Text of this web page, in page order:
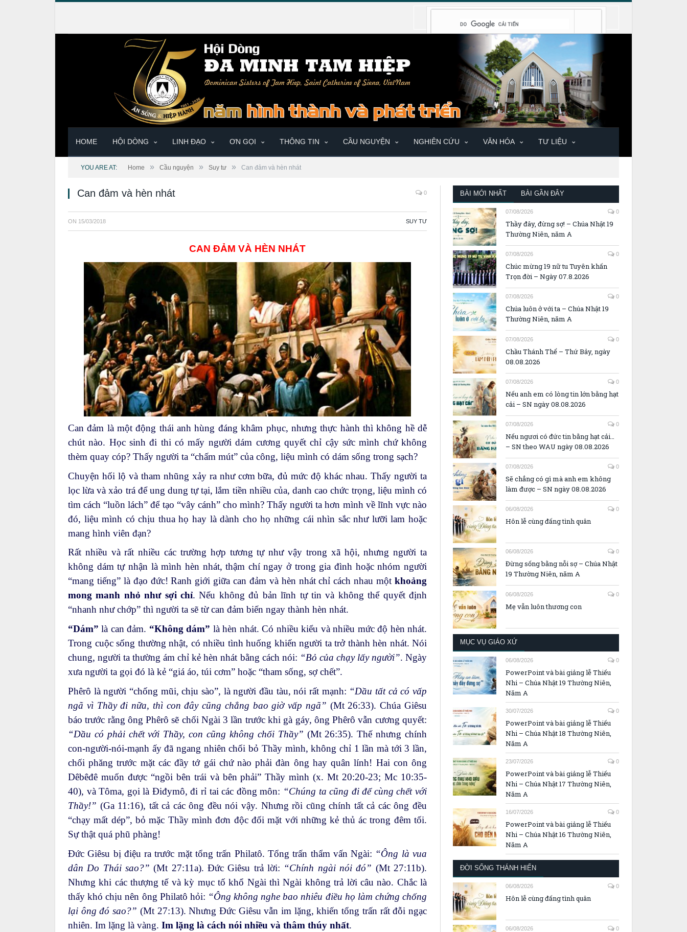
HOME HỘI DÒNG LINH ĐẠO ƠN GỌI THÔNG TIN CẦU NGUYỆN NGHIÊN CỨU VĂN HÓA TƯ LIỆU
YOU ARE AT: Home » Cầu nguyện » Suy tư » Can đảm và hèn nhát
Can đảm và hèn nhát 0
ON 15/03/2018 SUY TƯ
CAN ĐẢM VÀ HÈN NHÁT
Can đảm là một động thái anh hùng đáng khâm phục, nhưng thực hành thì không hề dễ
chút nào. Học sinh đi thi có mấy người dám cương quyết chỉ cậy sức mình chứ không
thèm quay cóp? Thấy người ta “chấm mút” của công, liệu mình có dám sống trong sạch?
Chuyện hối lộ và tham nhũng xảy ra như cơm bữa, đủ mức độ khác nhau. Thấy người ta
lọc lừa và xảo trá để ung dung tự tại, lắm tiền nhiều của, danh cao chức trọng, liệu mình có
tìm cách “luồn lách” để tạo “vây cánh” cho mình? Thấy người ta hơn mình về lĩnh vực nào
đó, liệu mình có chịu thua họ hay là dành cho họ những cái nhìn sắc như lưỡi lam hoặc
mang hình viên đạn?
Rất nhiều và rất nhiều các trường hợp tương tự như vậy trong xã hội, nhưng người ta
không dám tự nhận là mình hèn nhát, thậm chí ngay ở trong gia đình hoặc nhóm người
“mang tiếng” là đạo đức! Ranh giới giữa can đảm và hèn nhát chỉ cách nhau một khoảng
mong manh nhỏ như sợi chỉ. Nếu không đủ bản lĩnh tự tin và không thể quyết định
“nhanh như chớp” thì người ta sẽ từ can đảm biến ngay thành hèn nhát.
“Dám” là can đảm. “Không dám” là hèn nhát. Có nhiều kiểu và nhiều mức độ hèn nhát.
Trong cuộc sống thường nhật, có nhiều tình huống khiến người ta trở thành hèn nhát. Nói
chung, người ta thường ám chỉ kẻ hèn nhát bằng cách nói: “Bỏ của chạy lấy người”. Ngày
xưa người ta gọi đó là kẻ “giá áo, túi cơm” hoặc “tham sống, sợ chết”.
Phêrô là người “chống mũi, chịu sào”, là người đầu tàu, nói rất mạnh: “Dầu tất cả có vấp
ngã vì Thầy đi nữa, thì con đây cũng chẳng bao giờ vấp ngã” (Mt 26:33). Chúa Giêsu
báo trước rằng ông Phêrô sẽ chối Ngài 3 lần trước khi gà gáy, ông Phêrô vẫn cương quyết:
“Dầu có phải chết với Thầy, con cũng không chối Thầy” (Mt 26:35). Thế nhưng chính
con-người-nói-mạnh ấy đã ngang nhiên chối bỏ Thầy mình, không chỉ 1 lần mà tới 3 lần,
chối phăng trước mặt các đầy tớ gái chứ nào phải đàn ông hay quân lính! Hai con ông
Dêbêđê muốn được “ngồi bên trái và bên phải” Thầy mình (x. Mt 20:20-23; Mc 10:35-
40), và Tôma, gọi là Điđymô, đi rỉ tai các đồng môn: “Chúng ta cũng đi để cùng chết với
Thầy!” (Ga 11:16), tất cả các ông đều nói vậy. Nhưng rồi cũng chính tất cả các ông đều
“chạy mất dép”, bỏ mặc Thầy mình đơn độc đối mặt với những kẻ thủ ác trong đêm tối.
Sự thật quá phũ phàng!
Đức Giêsu bị điệu ra trước mặt tổng trấn Philatô. Tổng trấn thẩm vấn Ngài: “Ông là vua
dân Do Thái sao?”(Mt 27:11a). Đức Giêsu trả lời: “Chính ngài nói đó” (Mt 27:11b).
Nhưng khi các thượng tế và kỳ mục tố khổ Ngài thì Ngài không trả lời câu nào. Chắc là
thấy khó chịu nên ông Philatô hỏi: “Ông không nghe bao nhiêu điều họ làm chứng chống
lại ông đó sao?” (Mt 27:13). Nhưng Đức Giêsu vẫn im lặng, khiến tổng trấn rất đỗi ngạc
nhiên. Im lặng là vàng. Im lặng là cách nói nhiều và thâm thúy nhất.
BÀI MỚI NHẤT BÀI GẦN ĐÂY
07/08/2026 0
Thầy đây, đừng sợ! – Chúa Nhật 19
Thường Niên, năm A
07/08/2026 0
Chúc mừng 19 nữ tu Tuyên khấn
Trọn đời – Ngày 07.8.2026
07/08/2026 0
Chúa luôn ở với ta – Chúa Nhật 19
Thường Niên, năm A
07/08/2026 0
Chầu Thánh Thể – Thứ Bảy, ngày
08.08.2026
07/08/2026 0
Nếu anh em có lòng tin lớn bằng hạt
cải – SN ngày 08.08.2026
07/08/2026 0
Nếu ngươi có đức tin bằng hạt cải…
– SN theo WAU ngày 08.08.2026
07/08/2026 0
Sẽ chẳng có gì mà anh em không
làm được – SN ngày 08.08.2026
06/08/2026 0
Hôn lễ cùng đấng tình quân
06/08/2026 0
Đừng sống bằng nỗi sợ – Chúa Nhật
19 Thường Niên, năm A
06/08/2026 0
Mẹ vẫn luôn thương con
MỤC VỤ GIÁO XỨ
06/08/2026 0
PowerPoint và bài giảng lễ Thiếu
Nhi – Chúa Nhật 19 Thường Niên,
Năm A
30/07/2026 0
PowerPoint và bài giảng lễ Thiếu
Nhi – Chúa Nhật 18 Thường Niên,
Năm A
23/07/2026 0
PowerPoint và bài giảng lễ Thiếu
Nhi – Chúa Nhật 17 Thường Niên,
Năm A
16/07/2026 0
PowerPoint và bài giảng lễ Thiếu
Nhi – Chúa Nhật 16 Thường Niên,
Năm A
ĐỜI SỐNG THÁNH HIẾN
06/08/2026 0
Hôn lễ cùng đấng tình quân
06/08/2026 0